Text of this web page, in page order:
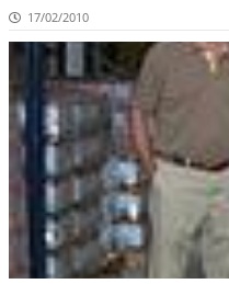
17/02/2010